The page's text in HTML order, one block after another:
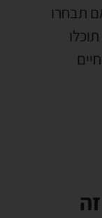
תבחרו